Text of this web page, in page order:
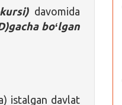
davomida
boʻlgan
istalgan davlat